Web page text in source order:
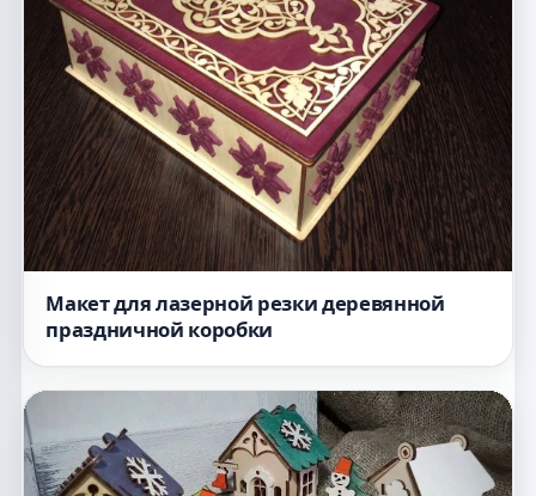
Макет для лазерной резки деревянной
праздничной коробки